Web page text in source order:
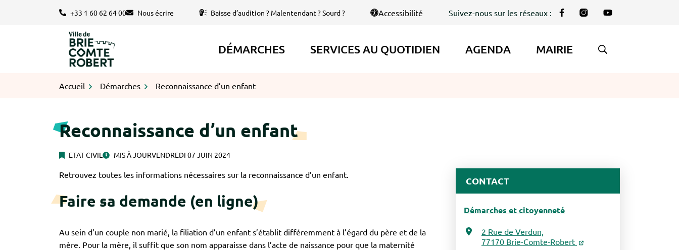
+33 1 60 62 64 00 Nous écrire Baisse d’audition ? Malentendant ? Sourd ? Accessibilité Suivez-nous sur les réseaux : Lien vers le compte Facebook
Lien vers le compte
Lien vers la chaîne
Logo Brie-Comte-Robert
DÉMARCHES SERVICES AU QUOTIDIEN AGENDA MAIRIE AFFICHER LA
Accueil Démarches Reconnaissance d’un enfant
Reconnaissance d’un enfant
ETAT CIVIL MIS À JOURVENDREDI 07 JUIN 2024
Retrouvez toutes les informations nécessaires sur la reconnaissance d’un enfant.
Faire sa demande (en ligne)
Au sein d’un couple non marié, la filiation d’un enfant s’établit différemment à l’égard du père et de la
mère. Pour la mère, il suffit que son nom apparaisse dans l’acte de naissance pour que la maternité
CONTACT
Démarches et citoyenneté
2 Rue de Verdun,
77170 Brie-Comte-Robert